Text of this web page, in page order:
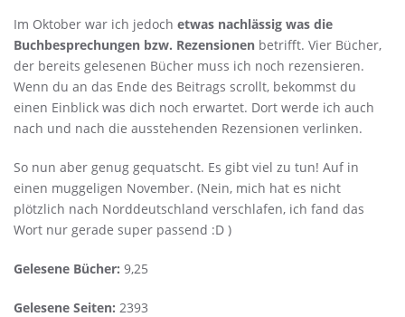
Im Oktober war ich jedoch etwas nachlässig was die
Buchbesprechungen bzw. Rezensionen betrifft. Vier Bücher,
der bereits gelesenen Bücher muss ich noch rezensieren.
Wenn du an das Ende des Beitrags scrollt, bekommst du
einen Einblick was dich noch erwartet. Dort werde ich auch
nach und nach die ausstehenden Rezensionen verlinken.
So nun aber genug gequatscht. Es gibt viel zu tun! Auf in
einen muggeligen November. (Nein, mich hat es nicht
plötzlich nach Norddeutschland verschlafen, ich fand das
Wort nur gerade super passend :D )
Gelesene Bücher: 9,25
Gelesene Seiten: 2393